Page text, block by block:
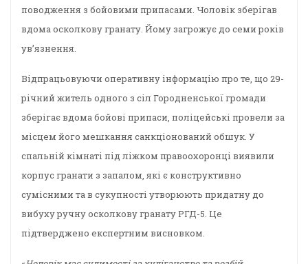
поводження з бойовими припасами. Чоловік зберігав
вдома осколкову гранату. Йому загрожує до семи років
ув’язнення.
Відпрацьовуючи оперативну інформацію про те, що 29-
річний житель одного з сіл Городненської громади
зберігає вдома бойові припаси, поліцейські провели за
місцем його мешкання санкціонований обшук. У
спальній кімнаті під ліжком правоохоронці виявили
корпус гранати з запалом, які є конструктивно
сумісними та в сукупності утворюють придатну до
вибуху ручну осколкову гранату РГД-5. Це
підтверджено експертним висновком.